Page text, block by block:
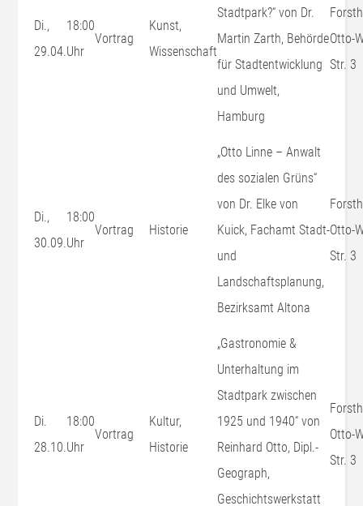
Di.,
29.04.
18:00
Uhr
Vortrag
Kunst,
Wissenschaft
Stadtpark?“ von Dr.
Martin Zarth, Behörde
für Stadtentwicklung
und Umwelt,
Hamburg
Otto-
Str. 3
Di.,
30.09.
18:00
Uhr
Vortrag Historie
„Otto Linne – Anwalt
des sozialen Grüns“
von Dr. Elke von
Kuick, Fachamt Stadt-
und
Landschaftsplanung,
Bezirksamt Altona
Otto-
Str. 3
Di.
28.10.
18:00
Uhr
Vortrag
Kultur,
Historie
„Gastronomie &
Unterhaltung im
Stadtpark zwischen
1925 und 1940“ von
Reinhard Otto, Dipl.-
Geograph,
Geschichtswerkstatt
Otto-
Str. 3